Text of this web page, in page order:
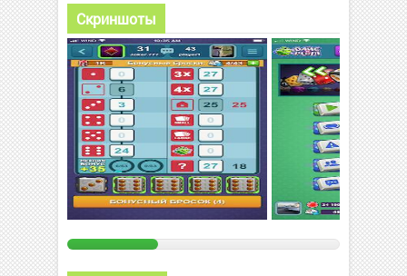
Скриншоты